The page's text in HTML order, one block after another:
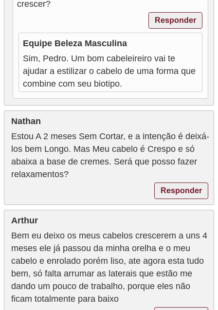
crescer?
Responder
Equipe Beleza Masculina
Sim, Pedro. Um bom cabeleireiro vai te
ajudar a estilizar o cabelo de uma forma que
combine com seu biotipo.
Nathan
Estou A 2 meses Sem Cortar, e a intenção é deixá-
los bem Longo. Mas Meu cabelo é Crespo e só
abaixa a base de cremes. Será que posso fazer
relaxamentos?
Responder
Arthur
Bem eu deixo os meus cabelos crescerem a uns 4
meses ele já passou da minha orelha e o meu
cabelo e enrolado porém liso, ate agora esta tudo
bem, só falta arrumar as laterais que estão me
dando um pouco de trabalho, porque eles não
ficam totalmente para baixo